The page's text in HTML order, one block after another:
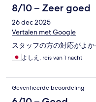
8/10 – Zeer goed
26 dec 2025
Vertalen met Google
スタッフの方の対応がよか
よしえ, reis van 1 nacht
Geverifieerde beoordeling